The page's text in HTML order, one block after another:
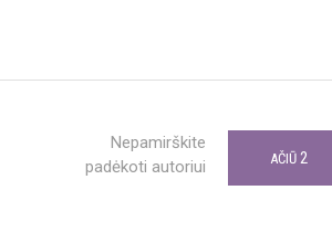
Nepamirškite
padėkoti autoriui
AČIŪ 2